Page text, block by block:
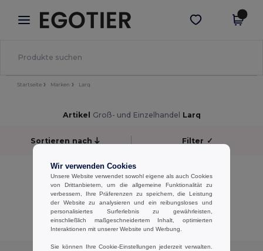
× Egotier App
Bessere Preise in der App!
App holen
Startseite Marken Larq
Artikel Groß- und Einzelhandel Larq
Sortieren nach Filter ✓
keine Ergebnisse.
keine Ergebnisse.
Alle Produkte Anzeigen.
Wir verwenden Cookies
Unsere Website verwendet sowohl eigene als auch Cookies
von Drittanbietern, um die allgemeine Funktionalität zu
verbessern, Ihre Präferenzen zu speichern, die Leistung
der Website zu analysieren und ein reibungsloses und
personalisiertes Surferlebnis zu gewährleisten,
einschließlich maßgeschneidertem Inhalt, optimierten
Interaktionen mit unserer Website und Werbung.
Sie können Ihre Cookie-Einstellungen jederzeit verwalten.